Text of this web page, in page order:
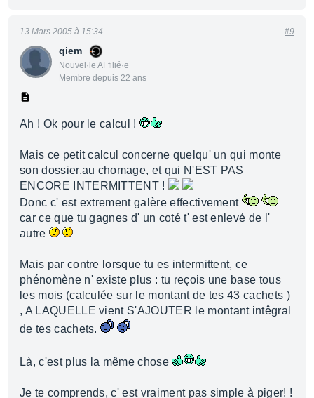
qiem
Nouvel·le AFfilié·e
Membre depuis 22 ans
13 Mars 2005 à 15:34 #9
Ah ! Ok pour le calcul !
Mais ce petit calcul concerne quelqu' un qui monte
son dossier,au chomage, et qui N'EST PAS
ENCORE INTERMITTENT !
Donc c' est extrement galère effectivement
car ce que tu gagnes d' un coté t' est enlevé de l'
autre
Mais par contre lorsque tu es intermittent, ce
phénomène n' existe plus : tu reçois une base tous
les mois (calculée sur le montant de tes 43 cachets )
, A LAQUELLE vient S'AJOUTER le montant intêgral
de tes cachets.
Là, c'est plus la même chose
Je te comprends, c' est vraiment pas simple à piger! !